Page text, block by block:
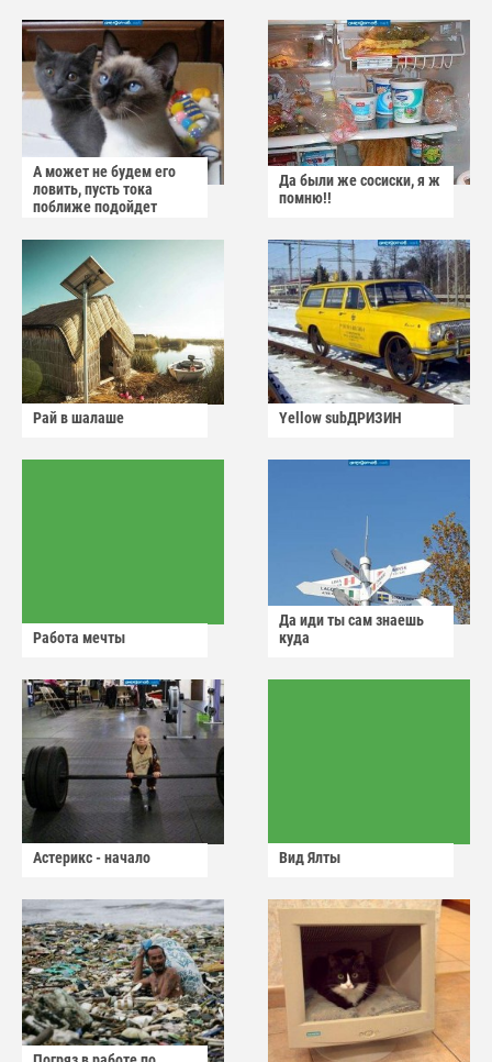
А может не будем его
ловить, пусть тока
поближе подойдет
Да были же сосиски, я ж
помню!!
Рай в шалаше Yellow subДРИЗИН
Работа мечты
Да иди ты сам знаешь
куда
Астерикс - начало Вид Ялты